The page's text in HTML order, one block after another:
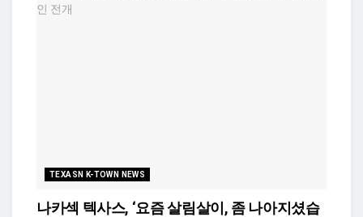
TEXASN K-TOWN NEWS
나카섹 텍사스, ‘요즘 살림살이, 좀 나아지셨습